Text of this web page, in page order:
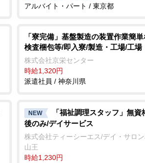
アルバイト・パート / 東京都
「寮完備」基盤製造の装置作業簡
検査梱包等/即入寮/製造・工場/工場
株式会社京栄センター
時給1,320円
派遣社員 / 神奈川県
NEW
「福祉調理スタッフ」無資
後のみ/デイサービス
株式会社ティーシーエス/デイ・サロ
山王
時給1,230円